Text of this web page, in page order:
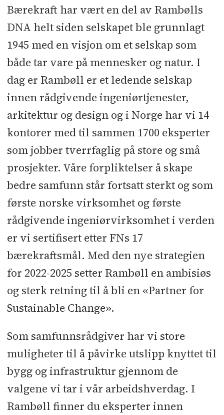
Bærekraft har vært en del av Rambølls
DNA helt siden selskapet ble grunnlagt
1945 med en visjon om et selskap som
både tar vare på mennesker og natur. I
dag er Rambøll er et ledende selskap
innen rådgivende ingeniørtjenester,
arkitektur og design og i Norge har vi 14
kontorer med til sammen 1700 eksperter
som jobber tverrfaglig på store og små
prosjekter. Våre forpliktelser å skape
bedre samfunn står fortsatt sterkt og som
første norske virksomhet og første
rådgivende ingeniørvirksomhet i verden
er vi sertifisert etter FNs 17
bærekraftsmål. Med den nye strategien
for 2022-2025 setter Rambøll en ambisiøs
og sterk retning til å bli en «Partner for
Sustainable Change».
Som samfunnsrådgiver har vi store
muligheter til å påvirke utslipp knyttet til
bygg og infrastruktur gjennom de
valgene vi tar i vår arbeidshverdag. I
Rambøll finner du eksperter innen